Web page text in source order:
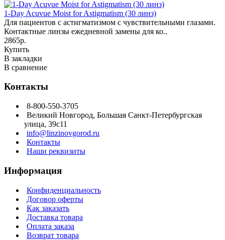
1-Day Acuvue Moist for Astigmatism (30 линз)
Для пациентов с астигматизмом с чувствительными глазами.
Контактные линзы ежедневной замены для ко..
2865р.
Купить
В закладки
В сравнение
Контакты
8-800-550-3705
Великий Новгород, Большая Санкт-Петербургская
улица, 39с11
info@linzinovgorod.ru
Контакты
Наши реквизиты
Информация
Конфиденциальность
Договор оферты
Как заказать
Доставка товара
Оплата заказа
Возврат товара